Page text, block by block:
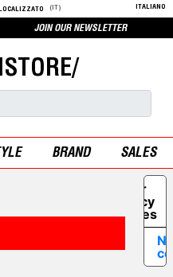
(IT) ITALIANO
JOIN OUR NEWSLETTER
BRAND SALES
Your
Privacy
Choices